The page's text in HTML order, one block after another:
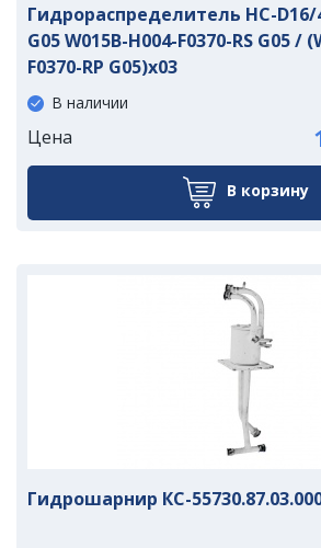
Гидрораспределитель HC-D16/
G05 W015B-H004-F0370-RS G05 /
F0370-RP G05)x03
В наличии
Цена
В корзину
Гидрошарнир КС-